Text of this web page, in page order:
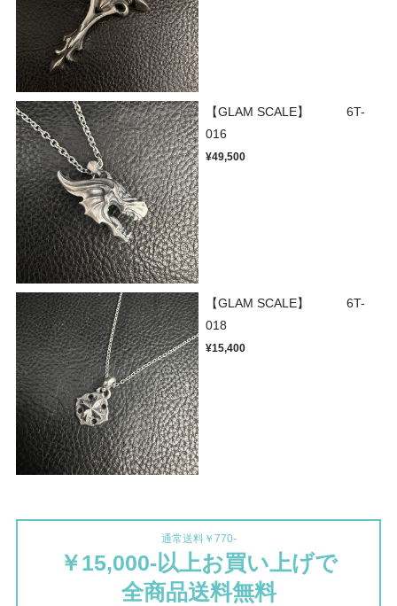
【GLAM SCALE】 6T-
016
¥49,500
【GLAM SCALE】 6T-
018
¥15,400
通常送料￥770-
￥15,000-以上お買い上げで
全商品送料無料